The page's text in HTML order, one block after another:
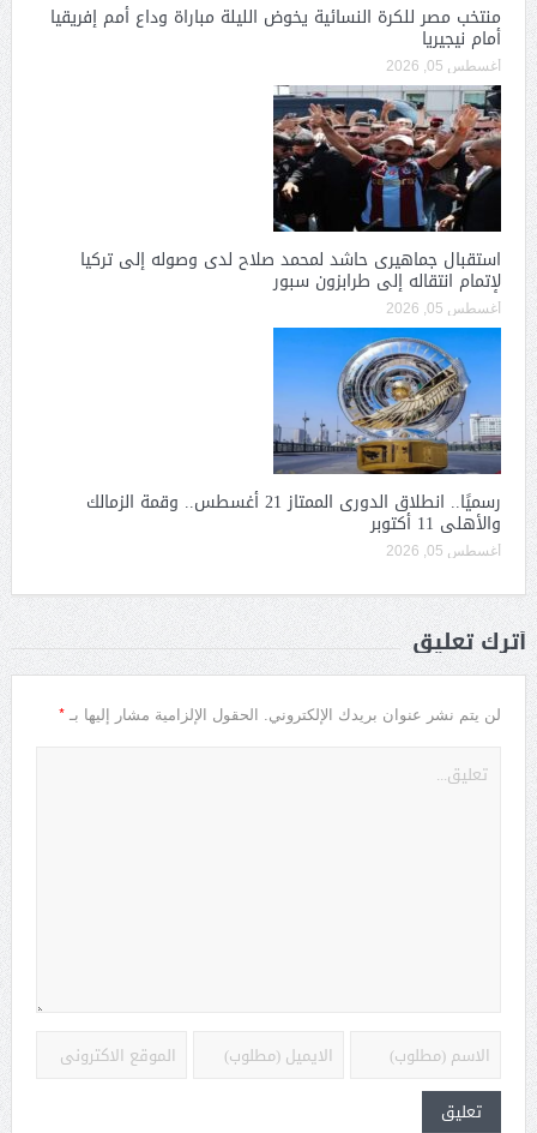
منتخب مصر للكرة النسائية يخوض الليلة مباراة وداع أمم إفريقيا
أمام نيجيريا
أغسطس 05, 2026
استقبال جماهيرى حاشد لمحمد صلاح لدى وصوله إلى تركيا
لإتمام انتقاله إلى طرابزون سبور
أغسطس 05, 2026
رسميًا.. انطلاق الدورى الممتاز 21 أغسطس.. وقمة الزمالك
والأهلى 11 أكتوبر
أغسطس 05, 2026
أترك تعليق
لن يتم نشر عنوان بريدك الإلكتروني. الحقول الإلزامية مشار إليها بـ *